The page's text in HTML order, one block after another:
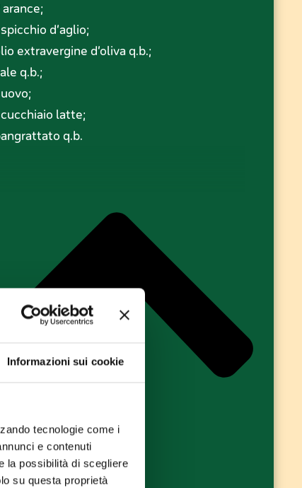
Informazioni sui cookie
tecnologie come i
e contenuti
la possibilità di scegliere
su questa proprietà
arance;
spicchio d’aglio;
extravergine d’oliva q.b.;
q.b.;
uovo;
cucchiaio latte;
q.b.